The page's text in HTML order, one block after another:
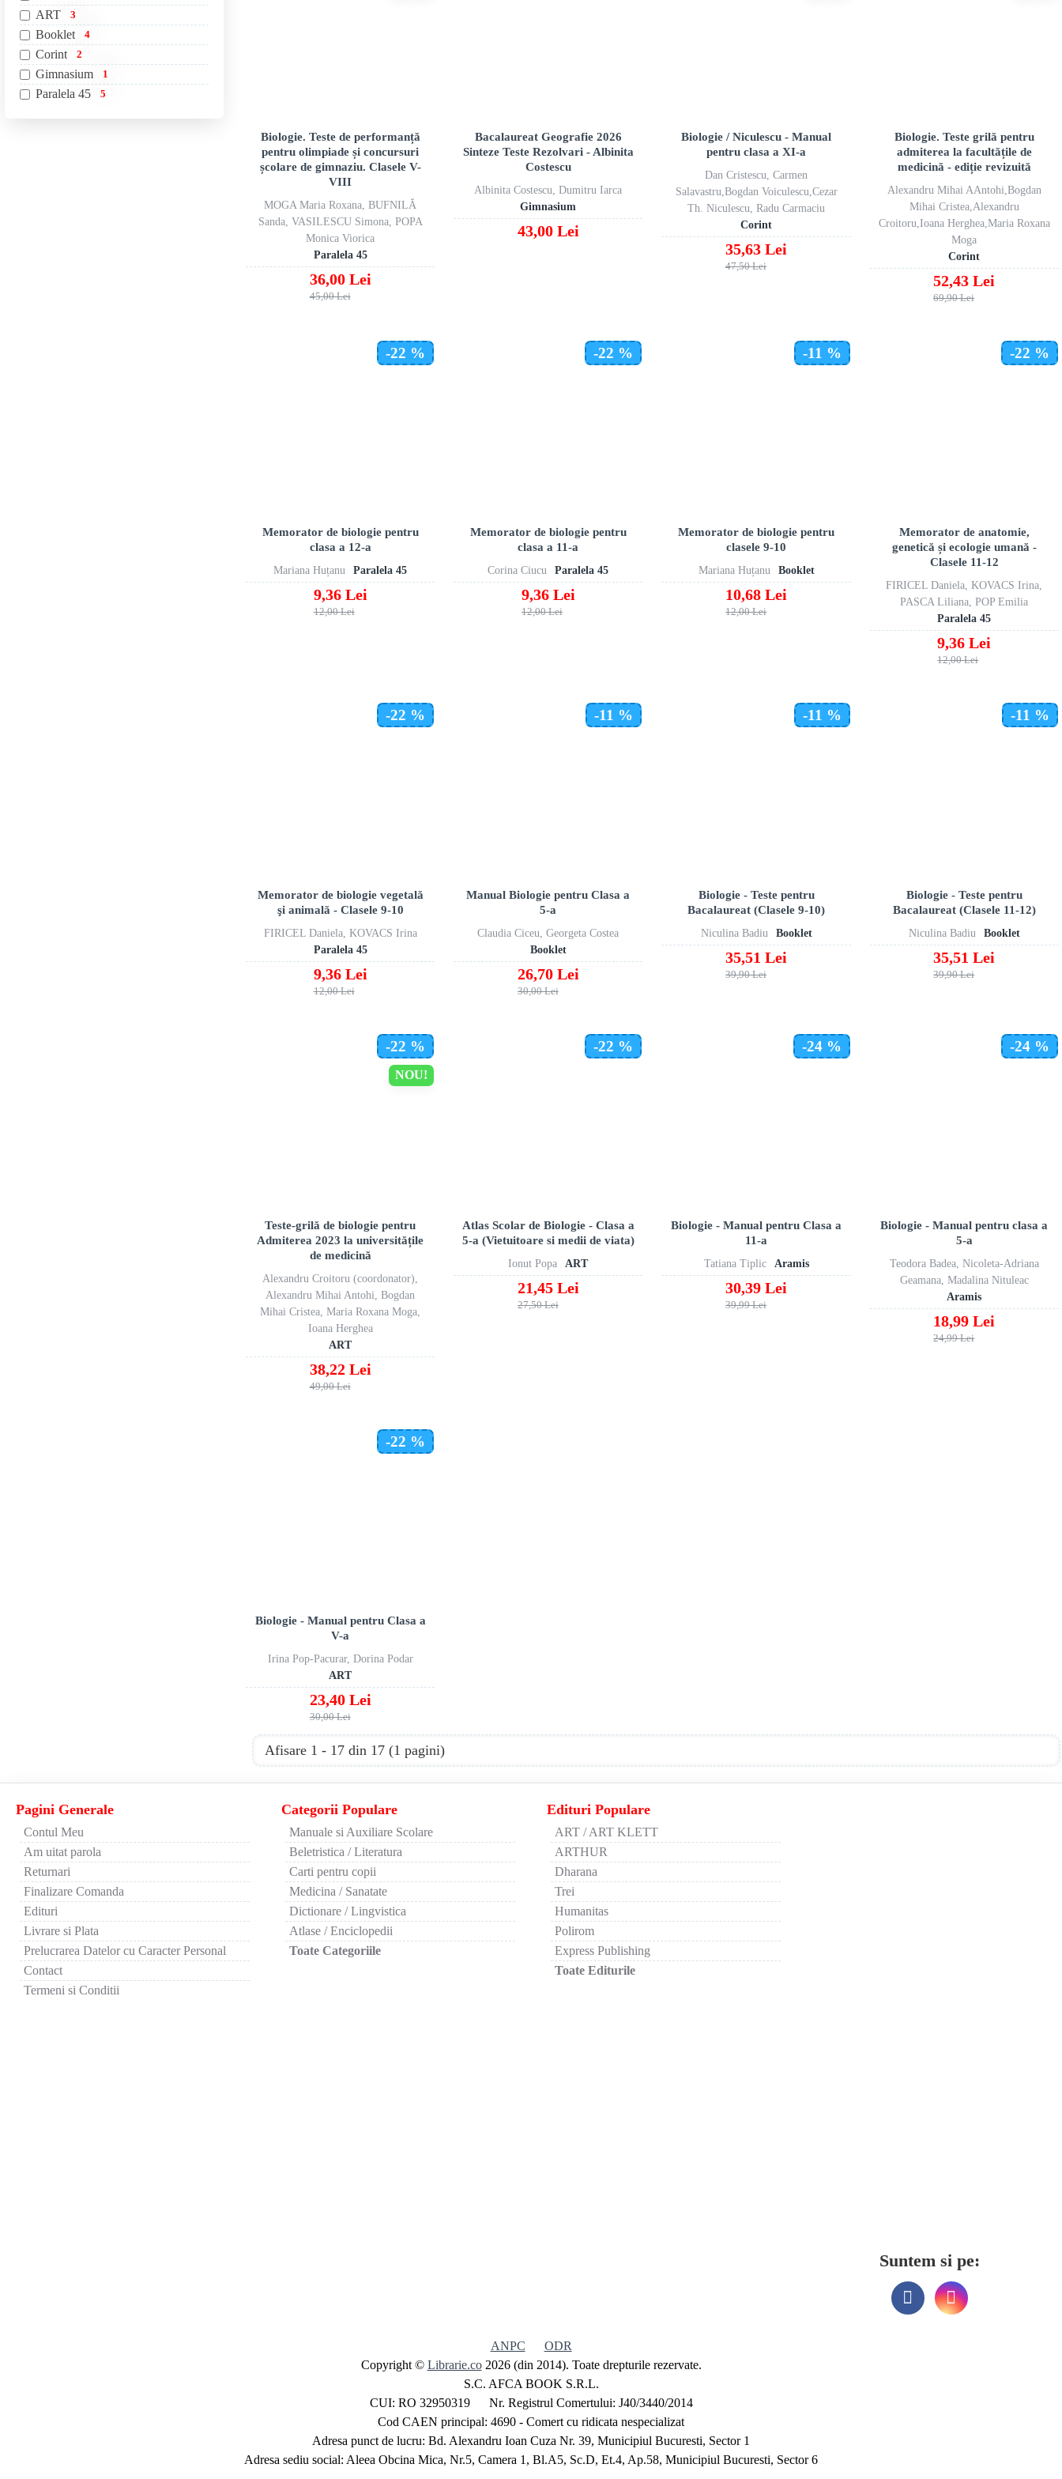
ART 3
Booklet 4
Corint 2
Gimnasium 1
Paralela 45 5
MOGA Maria Roxana, BUFNILĂ
Sanda, VASILESCU Simona, POPA
Monica Viorica
Paralela 45
Biologie. Teste de performanță
pentru olimpiade și concursuri
școlare de gimnaziu. Clasele V-
VIII
36,00 Lei
45,00 Lei
Albinita Costescu, Dumitru Iarca
Gimnasium
Bacalaureat Geografie 2026
Sinteze Teste Rezolvari - Albinita
Costescu
43,00 Lei
Dan Cristescu, Carmen
Salavastru,Bogdan Voiculescu,Cezar
Th. Niculescu, Radu Carmaciu
Corint
Biologie / Niculescu - Manual
pentru clasa a XI-a
35,63 Lei
47,50 Lei
Alexandru Mihai AAntohi,Bogdan
Mihai Cristea,Alexandru
Croitoru,Ioana Herghea,Maria Roxana
Moga
Corint
Biologie. Teste grilă pentru
admiterea la facultățile de
medicină - ediție revizuită
52,43 Lei
69,90 Lei
-22 %
Mariana Huțanu Paralela 45
Memorator de biologie pentru
clasa a 12-a
9,36 Lei
12,00 Lei
-22 %
Corina Ciucu Paralela 45
Memorator de biologie pentru
clasa a 11-a
9,36 Lei
12,00 Lei
-11 %
Mariana Huțanu Booklet
Memorator de biologie pentru
clasele 9-10
10,68 Lei
12,00 Lei
-22 %
FIRICEL Daniela, KOVACS Irina,
PASCA Liliana, POP Emilia
Paralela 45
Memorator de anatomie,
genetică și ecologie umană -
Clasele 11-12
9,36 Lei
12,00 Lei
-22 %
FIRICEL Daniela, KOVACS Irina
Paralela 45
Memorator de biologie vegetală
şi animală - Clasele 9-10
9,36 Lei
12,00 Lei
-11 %
Claudia Ciceu, Georgeta Costea
Booklet
Manual Biologie pentru Clasa a
5-a
26,70 Lei
30,00 Lei
-11 %
Niculina Badiu Booklet
Biologie - Teste pentru
Bacalaureat (Clasele 9-10)
35,51 Lei
39,90 Lei
-11 %
Niculina Badiu Booklet
Biologie - Teste pentru
Bacalaureat (Clasele 11-12)
35,51 Lei
39,90 Lei
NOU!
-22 %
Alexandru Croitoru (coordonator),
Alexandru Mihai Antohi, Bogdan
Mihai Cristea, Maria Roxana Moga,
Ioana Herghea
ART
Teste-grilă de biologie pentru
Admiterea 2023 la universitățile
de medicină
38,22 Lei
49,00 Lei
-22 %
Ionut Popa ART
Atlas Scolar de Biologie - Clasa a
5-a (Vietuitoare si medii de viata)
21,45 Lei
27,50 Lei
-24 %
Tatiana Tiplic Aramis
Biologie - Manual pentru Clasa a
11-a
30,39 Lei
39,99 Lei
-24 %
Teodora Badea, Nicoleta-Adriana
Geamana, Madalina Nituleac
Aramis
Biologie - Manual pentru clasa a
5-a
18,99 Lei
24,99 Lei
-22 %
Irina Pop-Pacurar, Dorina Podar
ART
Biologie - Manual pentru Clasa a
V-a
23,40 Lei
30,00 Lei
Afisare 1 - 17 din 17 (1 pagini)
Pagini Generale
Contul Meu
Am uitat parola
Returnari
Finalizare Comanda
Edituri
Livrare si Plata
Prelucrarea Datelor cu Caracter Personal
Contact
Termeni si Conditii
Categorii Populare
Manuale si Auxiliare Scolare
Beletristica / Literatura
Carti pentru copii
Medicina / Sanatate
Dictionare / Lingvistica
Atlase / Enciclopedii
Toate Categoriile
Edituri Populare
ART / ART KLETT
ARTHUR
Dharana
Trei
Humanitas
Polirom
Express Publishing
Toate Editurile
Suntem si pe:
ANPC
ODR
Copyright © Librarie.co 2026 (din 2014). Toate drepturile rezervate.
S.C. AFCA BOOK S.R.L.
CUI: RO 32950319 Nr. Registrul Comertului: J40/3440/2014
Cod CAEN principal: 4690 - Comert cu ridicata nespecializat
Adresa punct de lucru: Bd. Alexandru Ioan Cuza Nr. 39, Municipiul Bucuresti, Sector 1
Adresa sediu social: Aleea Obcina Mica, Nr.5, Camera 1, Bl.A5, Sc.D, Et.4, Ap.58, Municipiul Bucuresti, Sector 6